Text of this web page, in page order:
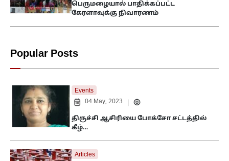
பெருமழையால் பாதிக்கப்பட்ட
கேரளாவுக்கு நிவாரணம்
Popular Posts
Events
04 May, 2023
திருச்சி ஆசிரியை போக்சோ சட்டத்தில்
கீழ்…
Articles